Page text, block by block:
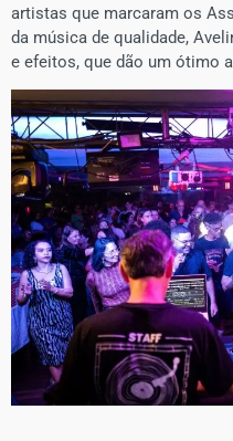
artistas que marcaram os
da música de qualidade,
e efeitos, que dão um ótimo